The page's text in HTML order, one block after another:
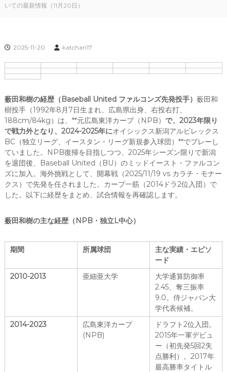
いての最新情報（11月20日）
2025-11-20 katchan17
薮田和樹の経歴（Baseball United ファルコンズ先発投手） 薮田和
樹投手（1992年8月7日生まれ、広島県出身、右投右打、
188cm/84kg）は、**元広島東洋カープ（NPB） で、2023年限り
で戦力外となり、2024-2025年にオイシックス新潟アルビレックス
BC（独立リーグ、イースタン・リーグ新規参入球団）**でプレーし
ていました。NPB復帰を目指しつつ、2025年シーズン限りで新潟
を退団後、Baseball United（BU）のミッドイースト・ファルコン
ズに加入。海外挑戦として、開幕戦（2025/11/19 vs カラチ・モナー
クス）で先発を任されました。カープ一筋（2014ドラ2位入団）で
した。以下に経歴をまとめ、試合情報を再確認します。
薮田和樹の主な経歴（NPB・独立L中心）
期間 所属球団
主な実績・エピソ
ード
2010-2013
亜細亜大学
大学通算防御率
2.45、奪三振率
9.0。侍ジャパン大
学代表候補。
2014-2023
広島東洋カープ
(NPB)
ドラフト2位入団。
2015年一軍デビュ
ー（初先発5回2失
点勝利）。2017年
最高勝率タイトル